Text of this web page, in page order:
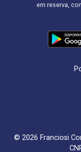
em reserva,
© 2026 Franciosi